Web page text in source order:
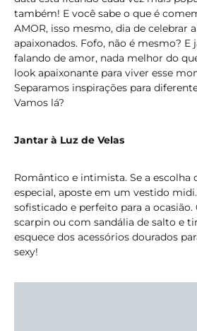
também! E você sabe o que é
AMOR, isso mesmo, dia de celebrar
apaixonados. Fofo, não é mesmo? E
falando de amor, nada melhor do
look apaixonante para viver esse
Separamos inspirações para
Vamos lá?
Jantar à Luz de Velas
Romântico e intimista. Se a
especial, aposte em um vestido
sofisticado e perfeito para a
scarpin ou com sandália de salto e
esquece dos acessórios dourados
sexy!